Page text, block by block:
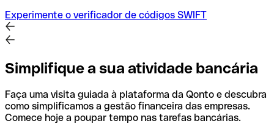
Experimente o verificador de códigos SWIFT
Simplifique a sua atividade bancária
Faça uma visita guiada à plataforma da Qonto e descubra
como simplificamos a gestão financeira das empresas.
Comece hoje a poupar tempo nas tarefas bancárias.